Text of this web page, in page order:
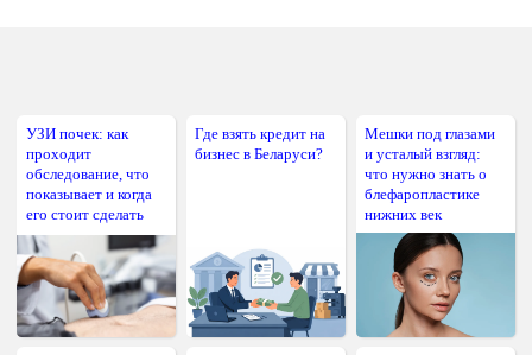
УЗИ почек: как
проходит
обследование, что
показывает и когда
его стоит сделать
Где взять кредит на
бизнес в Беларуси?
Мешки под глазами
и усталый взгляд:
что нужно знать о
блефаропластике
нижних век